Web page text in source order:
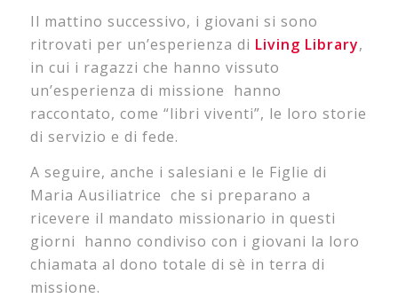
Il mattino successivo, i giovani si sono
ritrovati per un’esperienza di Living Library,
in cui i ragazzi che hanno vissuto
un’esperienza di missione hanno
raccontato, come “libri viventi”, le loro storie
di servizio e di fede.
A seguire, anche i salesiani e le Figlie di
Maria Ausiliatrice che si preparano a
ricevere il mandato missionario in questi
giorni hanno condiviso con i giovani la loro
chiamata al dono totale di sè in terra di
missione.